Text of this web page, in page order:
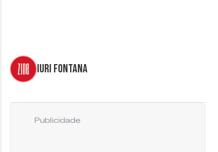
Iuri Fontana
Publicidade